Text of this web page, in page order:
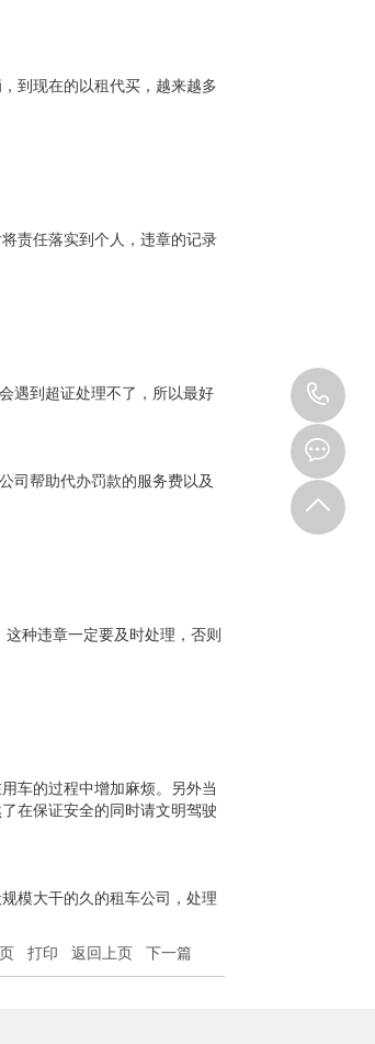
到现在的以租代买，越来越多
责任落实到个人，违章的记录
遇到超证处理不了，所以最好
司帮助代办罚款的服务费以及
种违章一定要及时处理，否则
车的过程中增加麻烦。另外当
在保证安全的同时请文明驾驶
模大干的久的租车公司，处理
打印 返回上页 下一篇